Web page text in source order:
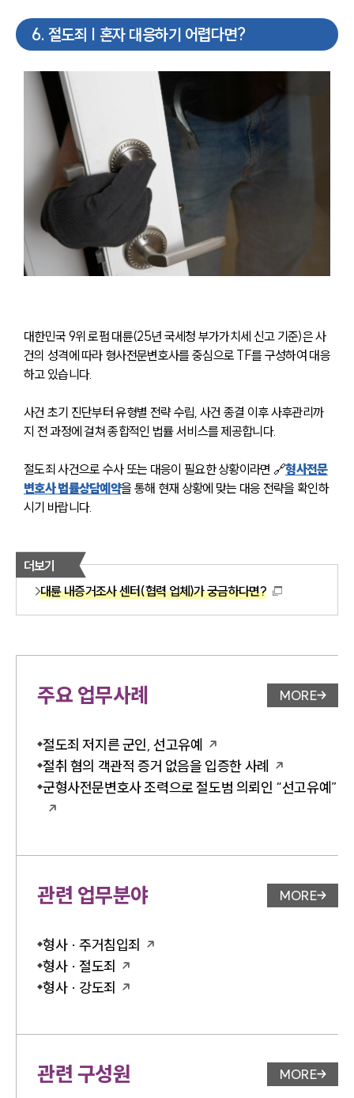
6. 절도죄 | 혼자 대응하기 어렵다면?
대한민국 9위 로펌 대륜(25년 국세청 부가가치세 신고 기준)은 사
건의 성격에 따라 형사전문변호사를 중심으로 TF를 구성하여 대응
하고 있습니다.
사건 초기 진단부터 유형별 전략 수립, 사건 종결 이후 사후관리까
지 전 과정에 걸쳐 종합적인 법률 서비스를 제공합니다.
절도죄 사건으로 수사 또는 대응이 필요한 상황이라면 🔗형사전문
변호사 법률상담예약을 통해 현재 상황에 맞는 대응 전략을 확인하
시기 바랍니다.
더보기
대륜 내증거조사 센터(협력 업체)가 궁금하다면?
주요 업무사례 업무사례
MORE
절도죄 저지른 군인, 선고유예
절취 혐의 객관적 증거 없음을 입증한 사례
군형사전문변호사 조력으로 절도범 의뢰인 “선고유예”
관련 업무분야 업무분야
MORE
형사 · 주거침입죄
형사 · 절도죄
형사 · 강도죄
관련 구성원 변호사 페
MORE